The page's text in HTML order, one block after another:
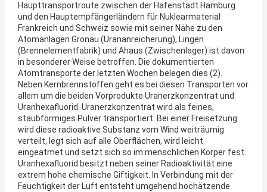
Haupttransportroute zwischen der Hafenstadt Hamburg
und den Hauptempfängerländern für Nuklearmaterial
Frankreich und Schweiz sowie mit seiner Nähe zu den
Atomanlagen Gronau (Urananreicherung), Lingen
(Brennelementfabrik) und Ahaus (Zwischenlager) ist davon
in besonderer Weise betroffen. Die dokumentierten
Atomtransporte der letzten Wochen belegen dies (2).
Neben Kernbrennstoffen geht es bei diesen Transporten vor
allem um die beiden Vorprodukte Uranerzkonzentrat und
Uranhexafluorid. Uranerzkonzentrat wird als feines,
staubförmiges Pulver transportiert. Bei einer Freisetzung
wird diese radioaktive Substanz vom Wind weiträumig
verteilt, legt sich auf alle Oberflächen, wird leicht
eingeatmet und setzt sich so im menschlichen Körper fest.
Uranhexafluorid besitzt neben seiner Radioaktivität eine
extrem hohe chemische Giftigkeit. In Verbindung mit der
Feuchtigkeit der Luft entsteht umgehend hochätzende